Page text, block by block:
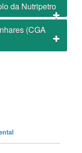
da Nutripetro
(CGA